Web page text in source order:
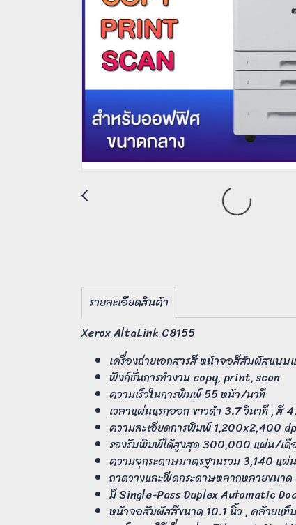
รายละเอียดสินค้า
Xerox AltaLink C8155
เครื่องถ่ายเอกสารสี หน้าจอสีสัมผัสแบ
ฟังก์ชั่นการทำงาน copy, print, scan
ความเร็วในการพิมพ์ 55 หน้า/นาที
เวลาแผ่นแรกออก ขาวดำ 3.7 วินาที , สี
ความละเอียดการพิมพ์ 1,200x2,400
รองรับพิมพ์ได้สูงสุด 300,000 แผ่น/เดื
ความจุกระดาษมาตรฐานรวม 3,140 แ
ถาดวางและฟีดกระดาษหลากหลายขนา
มี Single-Pass Duplex Automatic
หน้าจอสัมผัสสีขนาด 10.1 นิ้ว , คล้ายแท็